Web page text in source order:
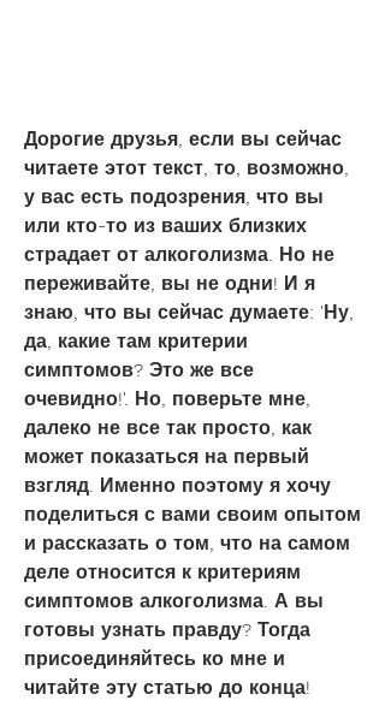
Дорогие друзья, если вы сейчас
читаете этот текст, то, возможно,
у вас есть подозрения, что вы
или кто-то из ваших близких
страдает от алкоголизма. Но не
переживайте, вы не одни! И я
знаю, что вы сейчас думаете: 'Ну,
да, какие там критерии
симптомов? Это же все
очевидно!'. Но, поверьте мне,
далеко не все так просто, как
может показаться на первый
взгляд. Именно поэтому я хочу
поделиться с вами своим опытом
и рассказать о том, что на самом
деле относится к критериям
симптомов алкоголизма. А вы
готовы узнать правду? Тогда
присоединяйтесь ко мне и
читайте эту статью до конца!